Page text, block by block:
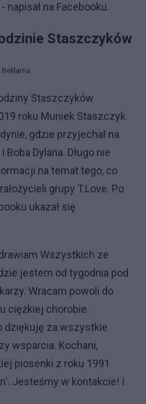
napisał na Facebooku.
Staszczyków
Reklama
Staszczyków
roku Muniek Staszczyk
gdzie przyjechał na
Dylana. Długo nie
na temat tego, co
grupy T.Love. Po
ukazał się
Wszystkich ze
jestem od tygodnia pod
Wracam powoli do
ciężkiej chorobie.
dziękuję za wszystkie
wsparcia. Kochani,
piosenki z roku 1991
Jesteśmy w kontakcie! I